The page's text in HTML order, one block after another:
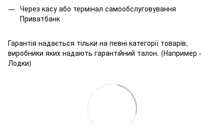
Через касу або термінал самообслуговування
Приватбанк
Гарантія надається тільки на певні категорії товарів,
виробники яких надають гарантійний талон. (Например -
Лодки)